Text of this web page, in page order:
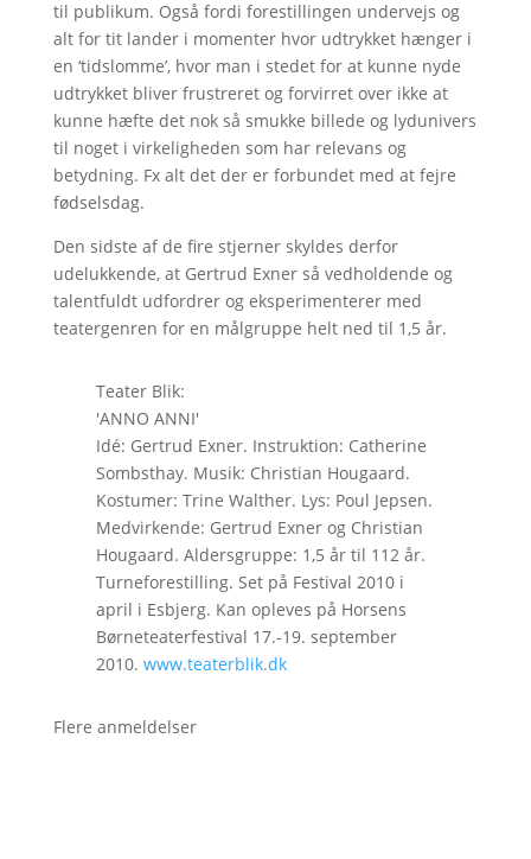
til publikum. Også fordi forestillingen undervejs og
alt for tit lander i momenter hvor udtrykket hænger i
en ‘tidslomme’, hvor man i stedet for at kunne nyde
udtrykket bliver frustreret og forvirret over ikke at
kunne hæfte det nok så smukke billede og lydunivers
til noget i virkeligheden som har relevans og
betydning. Fx alt det der er forbundet med at fejre
fødselsdag.
Den sidste af de fire stjerner skyldes derfor
udelukkende, at Gertrud Exner så vedholdende og
talentfuldt udfordrer og eksperimenterer med
teatergenren for en målgruppe helt ned til 1,5 år.
Teater Blik:
'ANNO ANNI'
Idé: Gertrud Exner. Instruktion: Catherine
Sombsthay. Musik: Christian Hougaard.
Kostumer: Trine Walther. Lys: Poul Jepsen.
Medvirkende: Gertrud Exner og Christian
Hougaard. Aldersgruppe: 1,5 år til 112 år.
Turneforestilling. Set på Festival 2010 i
april i Esbjerg. Kan opleves på Horsens
Børneteaterfestival 17.-19. september
2010. www.teaterblik.dk
Flere anmeldelser